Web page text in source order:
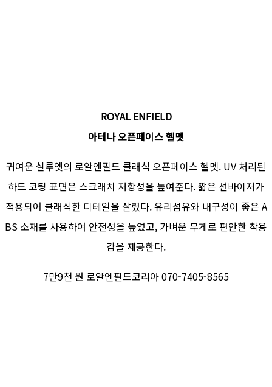
ROYAL ENFIELD
아테나 오픈페이스 헬멧
귀여운 실루엣의 로얄엔필드 클래식 오픈페이스 헬멧. UV 처리된
하드 코팅 표면은 스크래치 저항성을 높여준다. 짧은 선바이저가
적용되어 클래식한 디테일을 살렸다. 유리섬유와 내구성이 좋은 A
BS 소재를 사용하여 안전성을 높였고, 가벼운 무게로 편안한 착용
감을 제공한다.
7만9천 원 로얄엔필드코리아 070-7405-8565